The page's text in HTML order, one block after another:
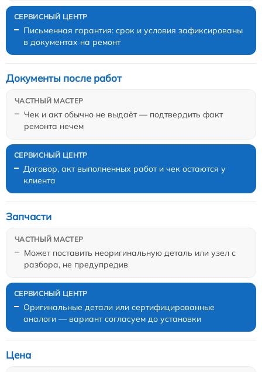
Письменная гарантия: срок и условия зафиксированы
в документах на ремонт
Чек и акт обычно не выдаёт — подтвердить факт
ремонта нечем
Документы после работ
Договор, акт выполненных работ и чек остаются у
клиента
Может поставить неоригинальную деталь или узел с
разбора, не предупредив
Запчасти
Оригинальные детали или сертифицированные
аналоги — вариант согласуем до установки
Цена